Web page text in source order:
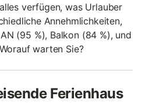
verfügen, was Urlauber
Annehmlichkeiten,
(95 %), Balkon (84 %), und
warten Sie?
Ferienhaus